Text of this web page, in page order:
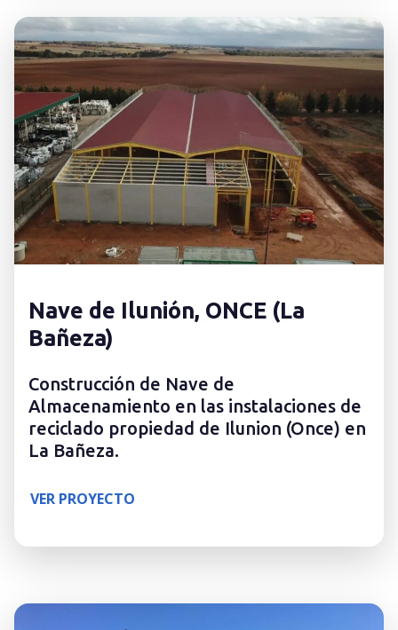
Nave de Ilunión, ONCE (La
Bañeza)
Construcción de Nave de
Almacenamiento en las instalaciones de
reciclado propiedad de Ilunion (Once) en
La Bañeza.
VER PROYECTO